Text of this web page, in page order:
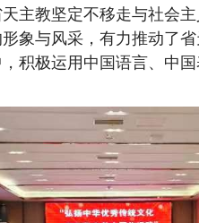
教坚定不移走与社会主
象与风采，有力推动了
积极运用中国语言、中